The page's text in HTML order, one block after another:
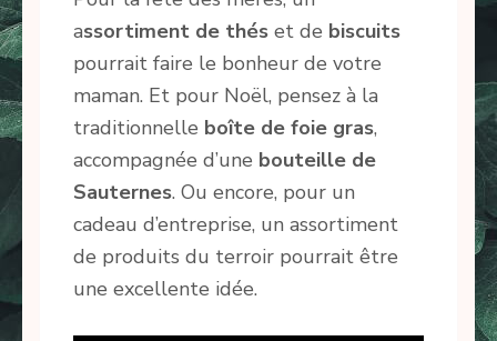
assortiment de thés et de biscuits
pourrait faire le bonheur de votre
maman. Et pour Noël, pensez à la
traditionnelle boîte de foie gras,
accompagnée d’une bouteille de
Sauternes. Ou encore, pour un
cadeau d’entreprise, un assortiment
de produits du terroir pourrait être
une excellente idée.